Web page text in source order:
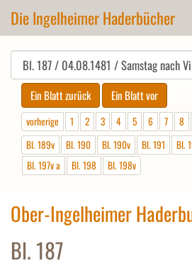
Die Ingelheimer Haderbücher
vorherige 1 2 3 4 5 6 7 8
Bl. 189v
Bl. 190 Bl. 190v Bl. 191 Bl.
Bl. 197v a
Bl. 198 Bl. 198v
Ober-Ingelheimer
Bl. 187